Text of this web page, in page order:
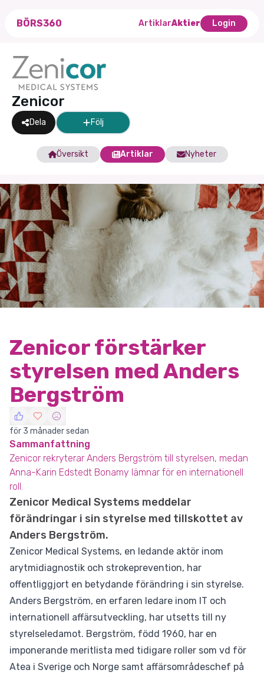
BÖRS360 ArtiklarAktier Login
Zenicor
Dela Följ
Översikt Artiklar Nyheter
Zenicor förstärker
styrelsen med Anders
Bergström
för 3 månader sedan
Sammanfattning
Zenicor rekryterar Anders Bergström till styrelsen, medan
Anna-Karin Edstedt Bonamy lämnar för en internationell
roll.
Zenicor Medical Systems meddelar
förändringar i sin styrelse med tillskottet av
Anders Bergström.
Zenicor Medical Systems, en ledande aktör inom
arytmidiagnostik och strokeprevention, har
offentliggjort en betydande förändring i sin styrelse.
Anders Bergström, en erfaren ledare inom IT och
internationell affärsutveckling, har utsetts till ny
styrelseledamot. Bergström, född 1960, har en
imponerande meritlista med tidigare roller som vd för
Atea i Sverige och Norge samt affärsområdeschef på